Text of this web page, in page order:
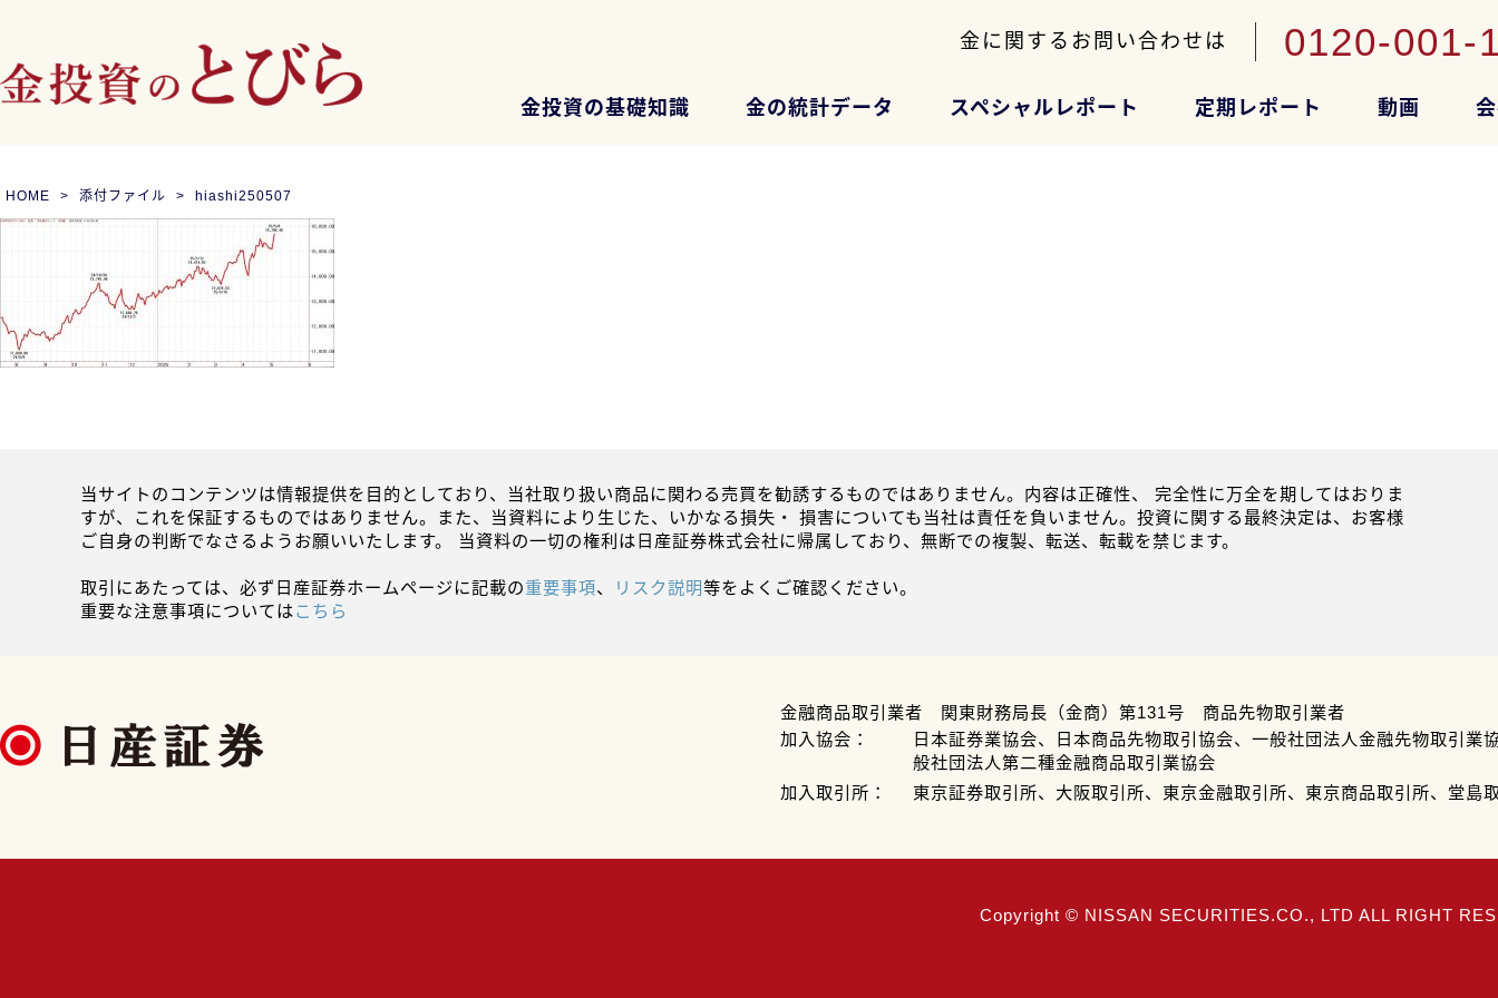
金に関するお問い合わせは 0120-001-
金投資の基礎知識 金の統計データ スペシャルレポート 定期レポート 動画
HOME 添付ファイル hiashi250507
当サイトのコンテンツは情報提供を目的としており、当社取り扱い商品に関わる売買を勧誘するものではありません。内容は正確性、 完全性に万全を期してはおりま
すが、これを保証するものではありません。また、当資料により生じた、いかなる損失・ 損害についても当社は責任を負いません。投資に関する最終決定は、お客様
ご自身の判断でなさるようお願いいたします。 当資料の一切の権利は日産証券株式会社に帰属しており、無断での複製、転送、転載を禁じます。
取引にあたっては、必ず日産証券ホームページに記載の重要事項、 リスク説明等をよくご確認ください。
重要な注意事項についてはこちら
金融商品取引業者 関東財務局長（金商）第131号 商品先物取引業者
加入協会：
日本証券業協会、日本商品先物取引協会、一般社団法人金融先物取引業
般社団法人第二種金融商品取引業協会
加入取引所：
東京証券取引所、大阪取引所、東京金融取引所、東京商品取引所、堂島
Copyright © NISSAN SECURITIES.CO., LTD ALL RIGHT